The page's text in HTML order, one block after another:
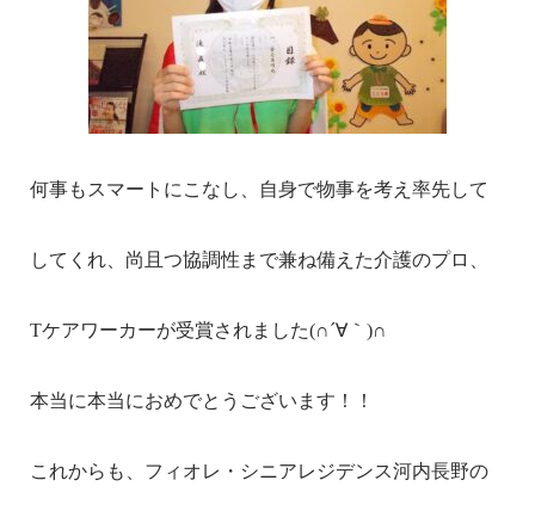
何事もスマートにこなし、自身で物事を考え率先して
してくれ、尚且つ協調性まで兼ね備えた介護のプロ、
Tケアワーカーが受賞されました(∩´∀｀)∩
本当に本当におめでとうございます！！
これからも、フィオレ・シニアレジデンス河内長野の